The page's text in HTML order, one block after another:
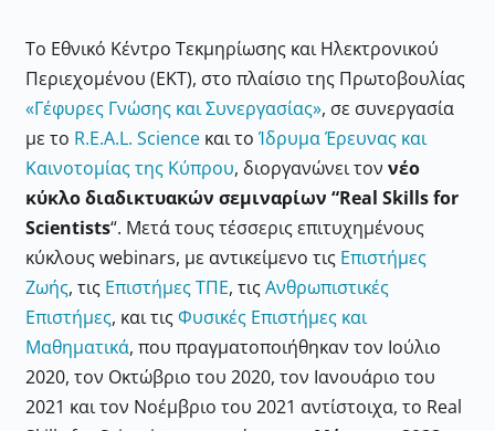
Το Εθνικό Κέντρο Τεκμηρίωσης και Ηλεκτρονικού
Περιεχομένου (ΕΚΤ), στο πλαίσιο της Πρωτοβουλίας
«Γέφυρες Γνώσης και Συνεργασίας», σε συνεργασία
με το R.E.A.L. Scienceκαι το Ίδρυμα Έρευνας και
Καινοτομίας της Κύπρου, διοργανώνει τον νέο
κύκλο διαδικτυακών σεμιναρίων “Real Skills for
Scientists“. Μετά τους τέσσερις επιτυχημένους
κύκλους webinars, με αντικείμενο τις Επιστήμες
Ζωής, τις Επιστήμες ΤΠΕ, τιςΑνθρωπιστικές
Επιστήμες, και τιςΦυσικές Επιστήμες και
Μαθηματικά, που πραγματοποιήθηκαν τον Ιούλιο
2020, τον Οκτώβριο του 2020, τον Ιανουάριο του
2021 και τον Νοέμβριο του 2021 αντίστοιχα, το Real